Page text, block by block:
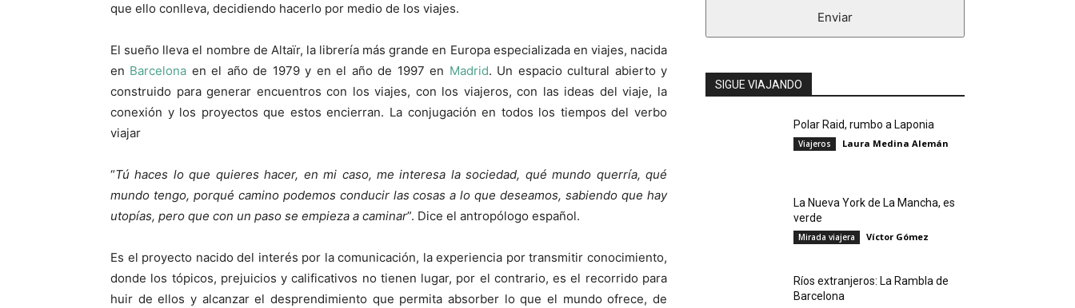
que ello conlleva, decidiendo hacerlo por medio de los viajes.
El sueño lleva el nombre de Altaïr, la librería más grande en Europa especializada en viajes, nacida
en Barcelona en el año de 1979 y en el año de 1997 en Madrid. Un espacio cultural abierto y
construido para generar encuentros con los viajes, con los viajeros, con las ideas del viaje, la
conexión y los proyectos que estos encierran. La conjugación en todos los tiempos del verbo
viajar
“Tú haces lo que quieres hacer, en mi caso, me interesa la sociedad, qué mundo querría, qué
mundo tengo, porqué camino podemos conducir las cosas a lo que deseamos, sabiendo que hay
utopías, pero que con un paso se empieza a caminar”. Dice el antropólogo español.
Es el proyecto nacido del interés por la comunicación, la experiencia por transmitir conocimiento,
donde los tópicos, prejuicios y calificativos no tienen lugar, por el contrario, es el recorrido para
huir de ellos y alcanzar el desprendimiento que permita absorber lo que el mundo ofrece, de
Enviar
SIGUE VIAJANDO
Polar Raid, rumbo a Laponia
Viajeros Laura Medina Alemán
La Nueva York de La Mancha, es
verde
Mirada viajera Víctor Gómez
Ríos extranjeros: La Rambla de
Barcelona